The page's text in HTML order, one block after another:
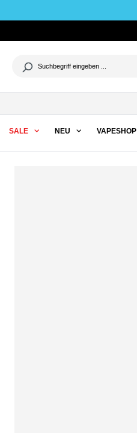
SALE NEU VAPESHOP